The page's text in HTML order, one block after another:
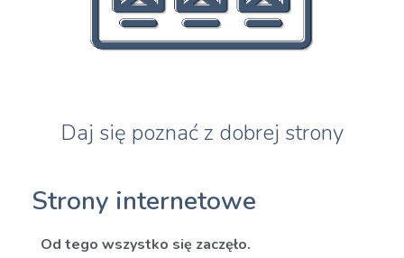
Daj się poznać z dobrej strony
Strony internetowe
Od tego wszystko się zaczęło.